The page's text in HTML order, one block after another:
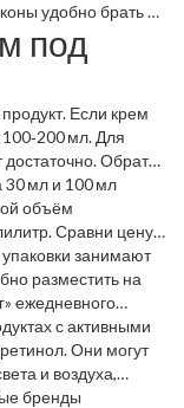
удобно брать в
продукт нужен
используют
меньший
под
Если крем
мл. Для
Обрати
сохраняет
огромный
мл и 100 мл
объём
Сравни цену
«дешёвой»
первый взгляд.
занимают
разместить на
ежедневного
чтобы не
с активными
Они могут
и воздуха,
бренды